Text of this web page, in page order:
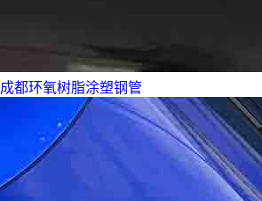
成都环氧树脂涂塑钢管